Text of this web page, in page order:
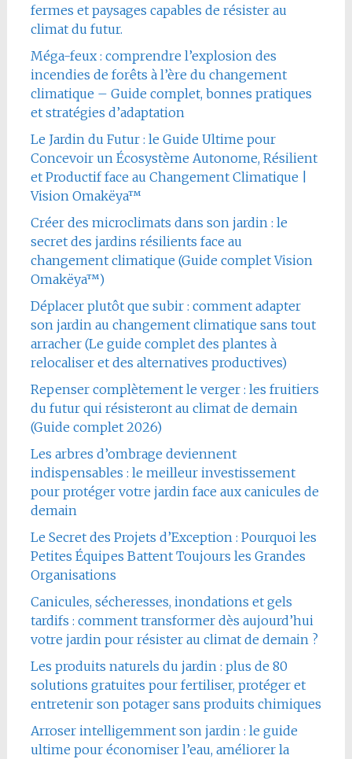
fermes et paysages capables de résister au
climat du futur.
Méga-feux : comprendre l’explosion des
incendies de forêts à l’ère du changement
climatique – Guide complet, bonnes pratiques
et stratégies d’adaptation
Le Jardin du Futur : le Guide Ultime pour
Concevoir un Écosystème Autonome, Résilient
et Productif face au Changement Climatique |
Vision Omakëya™
Créer des microclimats dans son jardin : le
secret des jardins résilients face au
changement climatique (Guide complet Vision
Omakëya™)
Déplacer plutôt que subir : comment adapter
son jardin au changement climatique sans tout
arracher (Le guide complet des plantes à
relocaliser et des alternatives productives)
Repenser complètement le verger : les fruitiers
du futur qui résisteront au climat de demain
(Guide complet 2026)
Les arbres d’ombrage deviennent
indispensables : le meilleur investissement
pour protéger votre jardin face aux canicules de
demain
Le Secret des Projets d’Exception : Pourquoi les
Petites Équipes Battent Toujours les Grandes
Organisations
Canicules, sécheresses, inondations et gels
tardifs : comment transformer dès aujourd’hui
votre jardin pour résister au climat de demain ?
Les produits naturels du jardin : plus de 80
solutions gratuites pour fertiliser, protéger et
entretenir son potager sans produits chimiques
Arroser intelligemment son jardin : le guide
ultime pour économiser l’eau, améliorer la